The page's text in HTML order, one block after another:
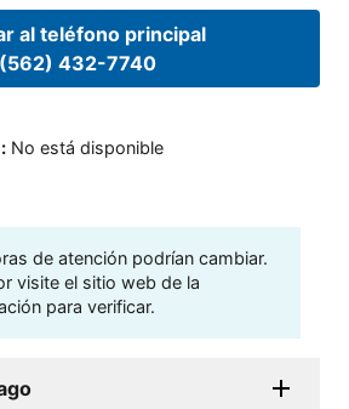
al teléfono principal
(562) 432-7740
: No está disponible
de atención podrían cambiar.
visite el sitio web de la
para verificar.